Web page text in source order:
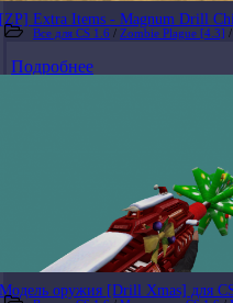
[ZP] Extra Items - Magnum Drill
Все для CS 1.6 / Zombie Plague [4.3] /
Подробнее
Модель оружия [Drill Xmas] для